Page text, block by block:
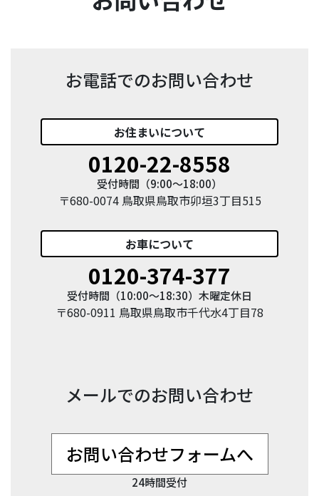
お電話でのお問い合わせ
お住まいについて
0120-22-8558
受付時間（9:00〜18:00）
〒680-0074 鳥取県鳥取市卯垣3丁目515
お車について
0120-374-377
受付時間（10:00〜18:30）木曜定休日
〒680-0911 鳥取県鳥取市千代水4丁目78
メールでのお問い合わせ
お問い合わせフォームへ
24時間受付